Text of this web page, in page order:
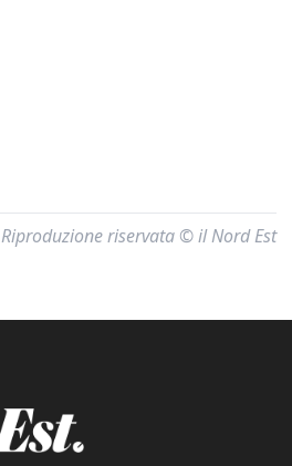
Riproduzione riservata © il Nord Est